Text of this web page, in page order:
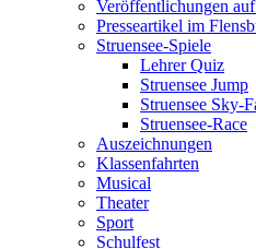
Veröffentlichungen
Presseartikel im
Struensee-Spiele
Lehrer Quiz
Struensee Jump
Struensee Sky-
Struensee-Race
Auszeichnungen
Klassenfahrten
Musical
Theater
Sport
Schulfest